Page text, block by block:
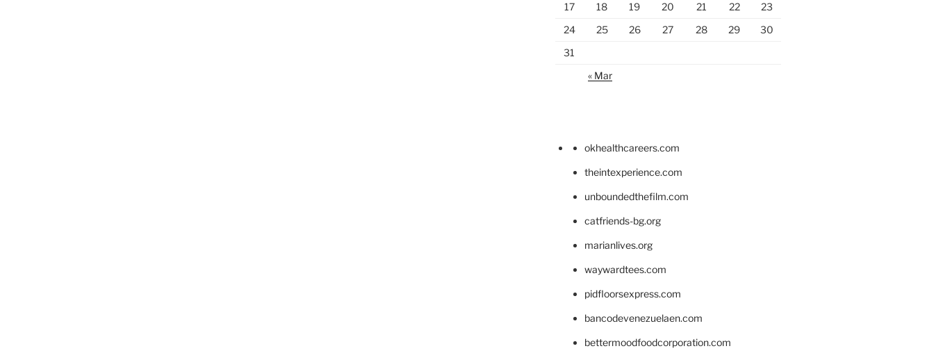
17
18 19 20 21 22
23
24
25 26 27 28 29
30
31
« Mar
okhealthcareers.com
theintexperience.com
unboundedthefilm.com
catfriends-bg.org
marianlives.org
waywardtees.com
pidfloorsexpress.com
bancodevenezuelaen.com
bettermoodfoodcorporation.com